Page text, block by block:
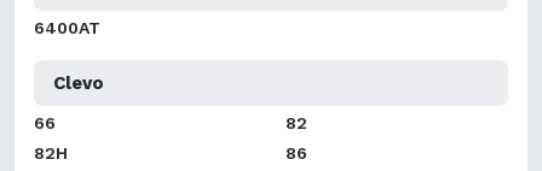
6400AT
Clevo
66
82
82H
86